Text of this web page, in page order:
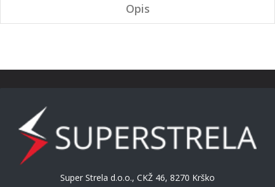
Opis
Super Strela d.o.o., CKŽ 46, 8270 Krško